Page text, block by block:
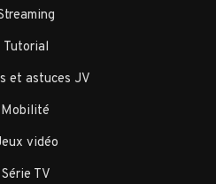
Tutorial
et astuces JV
vidéo
TV